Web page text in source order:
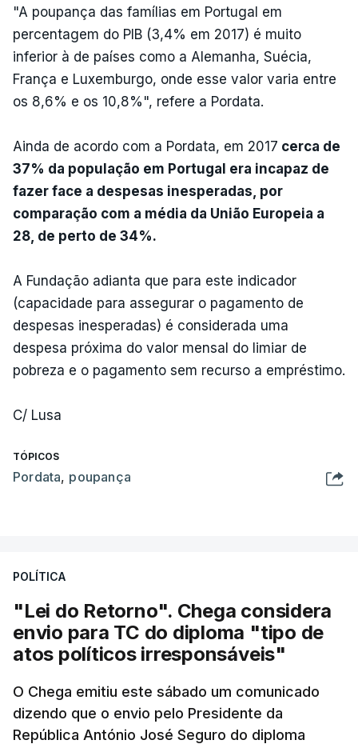
"A poupança das famílias em Portugal em
percentagem do PIB (3,4% em 2017) é muito
inferior à de países como a Alemanha, Suécia,
França e Luxemburgo, onde esse valor varia entre
os 8,6% e os 10,8%", refere a Pordata.
Ainda de acordo com a Pordata, em 2017 cerca de
37% da população em Portugal era incapaz de
fazer face a despesas inesperadas, por
comparação com a média da União Europeia a
28, de perto de 34%.
A Fundação adianta que para este indicador
(capacidade para assegurar o pagamento de
despesas inesperadas) é considerada uma
despesa próxima do valor mensal do limiar de
pobreza e o pagamento sem recurso a empréstimo.
C/ Lusa
TÓPICOS
Pordata, poupança
POLÍTICA
"Lei do Retorno". Chega considera
envio para TC do diploma "tipo de
atos políticos irresponsáveis"
O Chega emitiu este sábado um comunicado
dizendo que o envio pelo Presidente da
República António José Seguro do diploma